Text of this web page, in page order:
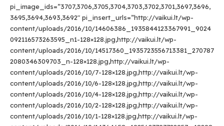
pi_image_ids=”3707,3706,3705,3704,3703,3702,3701,3697,3696,
3695,3694,3693,3692″ pi_insert_urls=”http://vaikui.lt/wp-
content/uploads/2016/10/14606386_1935844123367991_9024
092116573263595_n1-128×128.jpg,http://vaikui.lt/wp-
content/uploads/2016/10/14517360_1935723556713381_270787
2080346309703_n-128×128.jpg,http://vaikui.lt/wp-
content/uploads/2016/10/7-128×128.jpg,http://vaikui.lt/wp-
content/uploads/2016/10/6-128×128.jpg,http://vaikui.lt/wp-
content/uploads/2016/10/4-128×128.jpg,http://vaikui.lt/wp-
content/uploads/2016/10/2-128×128.jpg,http://vaikui.lt/wp-
content/uploads/2016/10/1-128×128.jpg,http://vaikui.lt/wp-